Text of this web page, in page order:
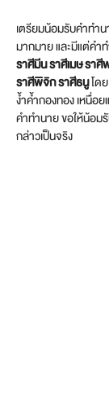
เตรียมน้อมรับคำทำ
มากมาย และมีแต่คำ
ราศีมีน ราศีเมษ รา
ราศีพิจิก ราศีธนูโด
ง้ำค้ำกองทอง เหนื่อย
คำทำนาย ขอให้น้อม
กล่าวเป็นจริง